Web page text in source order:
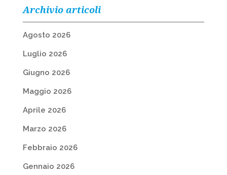
Archivio articoli
Agosto 2026
Luglio 2026
Giugno 2026
Maggio 2026
Aprile 2026
Marzo 2026
Febbraio 2026
Gennaio 2026